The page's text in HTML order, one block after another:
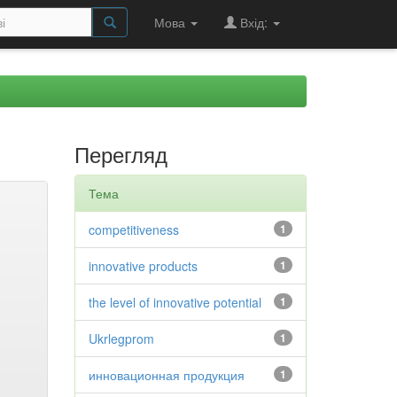
Мова Вхід:
Перегляд
Тема
1
competitiveness
1
innovative products
1
the level of innovative potential
1
Ukrlegprom
1
инновационная продукция